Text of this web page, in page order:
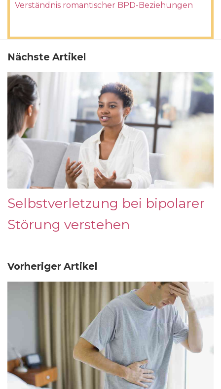
Verständnis romantischer BPD-Beziehungen
Nächste Artikel
Selbstverletzung bei bipolarer
Störung verstehen
Vorheriger Artikel